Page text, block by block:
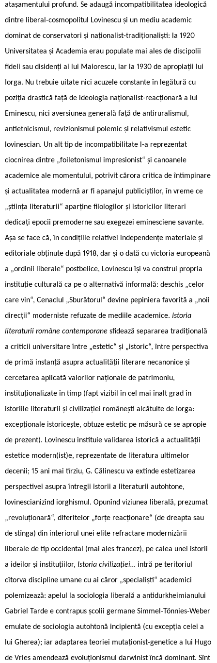
atașamentului profund. Se adaugă incompatibilitatea ideologică
dintre liberal-cosmopolitul Lovinescu și un mediu academic
dominat de conservatori și naționalist-tradiționaliști: la 1920
Universitatea și Academia erau populate mai ales de discipolii
fideli sau disidenți ai lui Maiorescu, iar la 1930 de apropiații lui
Iorga. Nu trebuie uitate nici acuzele constante în legătură cu
poziția drastică față de ideologia naționalist-reacționară a lui
Eminescu, nici aversiunea generală față de antiruralismul,
antietnicismul, revizionismul polemic și relativismul estetic
lovinescian. Un alt tip de incompatibilitate l-a reprezentat
ciocnirea dintre „foiletonismul impresionist“ și canoanele
academice ale momentului, potrivit cărora critica de întîmpinare
și actualitatea modernă ar fi apanajul publiciștilor, în vreme ce
„știința literaturii“ aparține filologilor și istoricilor literari
dedicați epocii premoderne sau exegezei eminesciene savante.
Așa se face că, în condițiile relativei independențe materiale și
editoriale obținute după 1918, dar și o dată cu victoria europeană
a „ordinii liberale“ postbelice, Lovinescu își va construi propria
instituție culturală ca pe o alternativă informală: deschis „celor
care vin“, Cenaclul „Sburătorul“ devine pepiniera favorită a „noii
direcții“ moderniste refuzate de mediile academice. Istoria
literaturii române contemporane sfidează separarea tradițională
a criticii universitare între „estetic“ și „istoric“, între perspectiva
de primă instanță asupra actualității literare necanonice și
cercetarea aplicată valorilor naționale de patrimoniu,
instituționalizate în timp (fapt vizibil în cel mai înalt grad în
istoriile literaturii și civilizației românești alcătuite de Iorga:
excepționale istoricește, obtuze estetic pe măsură ce se apropie
de prezent). Lovinescu instituie validarea istorică a actualității
estetice modern(ist)e, reprezentate de literatura ultimelor
decenii; 15 ani mai tîrziu, G. Călinescu va extinde estetizarea
perspectivei asupra întregii istorii a literaturii autohtone,
lovinescianizînd iorghismul. Opunînd viziunea liberală, prezumat
„revoluționară“, diferitelor „forțe reacționare“ (de dreapta sau
de stînga) din interiorul unei elite refractare modernizării
liberale de tip occidental (mai ales francez), pe calea unei istorii
a ideilor și instituțiilor, Istoria civilizației… intră pe teritoriul
cîtorva discipline umane cu ai căror „specialiști“ academici
polemizează: apelul la sociologia liberală a antidurkheimianului
Gabriel Tarde e contrapus școlii germane Simmel-Tönnies-Weber
emulate de sociologia autohtonă incipientă (cu excepția celei a
lui Gherea); iar adaptarea teoriei mutaționist-genetice a lui Hugo
de Vries amendează evoluționismul darwinist încă dominant. Sînt